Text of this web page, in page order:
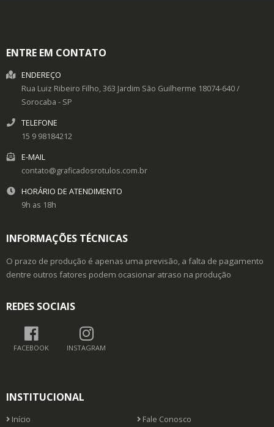
ENTRE EM CONTATO
ENDEREÇO
Rua Luiz Ribeiro Filho, 363 Jardim São Guilherme 18074-640/
Sorocaba - SP
TELEFONE
15 9 98184212
E-MAIL
contato@graficadosrotulos.com.br
HORÁRIO DE ATENDIMENTO
9h as 18h
INFORMAÇÕES TÉCNICAS
O prazo de produção é apenas uma previsão, a falta de pagamento
dentre outros fatores podem ocasionar atraso na produção
REDES SOCIAIS
FACEBOOK INSTAGRAM
INSTITUCIONAL
Início
Fale Conosco